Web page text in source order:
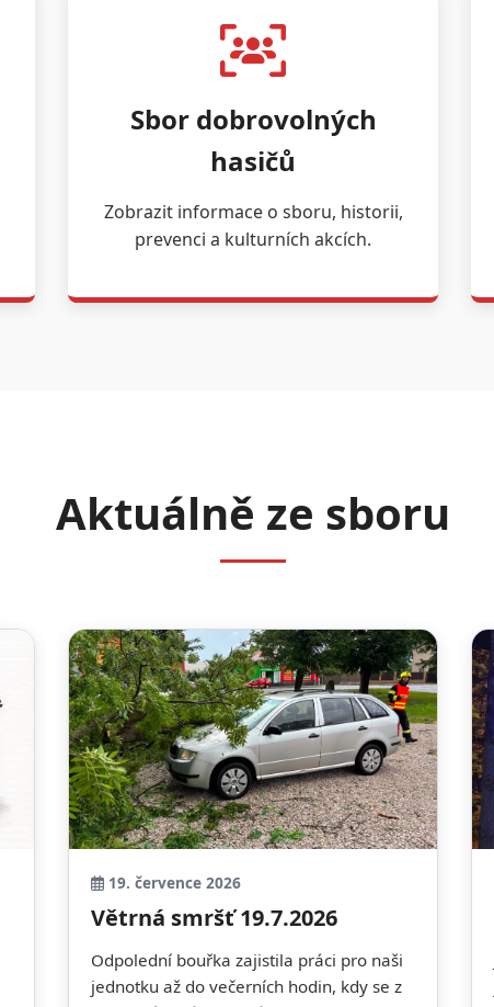
Sbor dobrovolných
hasičů
Zobrazit informace o sboru, historii,
prevenci a kulturních akcích.
Aktuálně ze sboru
19. července 2026
Větrná smršť 19.7.2026
Odpolední bouřka zajistila práci pro naši
jednotku až do večerních hodin, kdy se z